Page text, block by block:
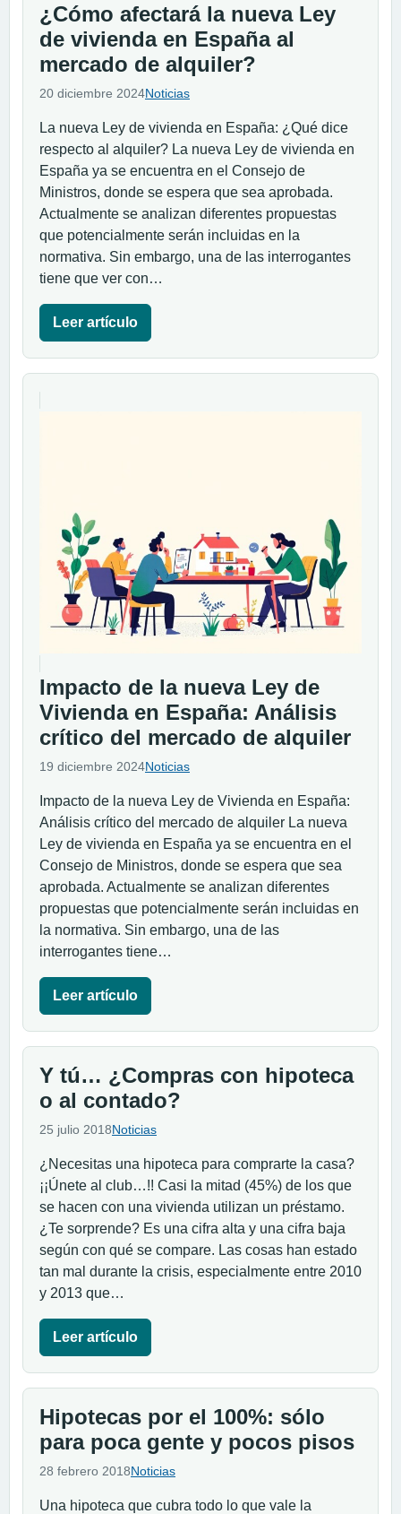
¿Cómo afectará la nueva Ley
de vivienda en España al
mercado de alquiler?
20 diciembre 2024Noticias
La nueva Ley de vivienda en España: ¿Qué dice
respecto al alquiler? La nueva Ley de vivienda en
España ya se encuentra en el Consejo de
Ministros, donde se espera que sea aprobada.
Actualmente se analizan diferentes propuestas
que potencialmente serán incluidas en la
normativa. Sin embargo, una de las interrogantes
tiene que ver con…
Leer artículo
Impacto de la nueva Ley de
Vivienda en España: Análisis
crítico del mercado de alquiler
19 diciembre 2024Noticias
Impacto de la nueva Ley de Vivienda en España:
Análisis crítico del mercado de alquiler La nueva
Ley de vivienda en España ya se encuentra en el
Consejo de Ministros, donde se espera que sea
aprobada. Actualmente se analizan diferentes
propuestas que potencialmente serán incluidas en
la normativa. Sin embargo, una de las
interrogantes tiene…
Leer artículo
Y tú… ¿Compras con hipoteca
o al contado?
25 julio 2018Noticias
¿Necesitas una hipoteca para comprarte la casa?
¡¡Únete al club…!! Casi la mitad (45%) de los que
se hacen con una vivienda utilizan un préstamo.
¿Te sorprende? Es una cifra alta y una cifra baja
según con qué se compare. Las cosas han estado
tan mal durante la crisis, especialmente entre 2010
y 2013 que…
Leer artículo
Hipotecas por el 100%: sólo
para poca gente y pocos pisos
28 febrero 2018Noticias
Una hipoteca que cubra todo lo que vale la